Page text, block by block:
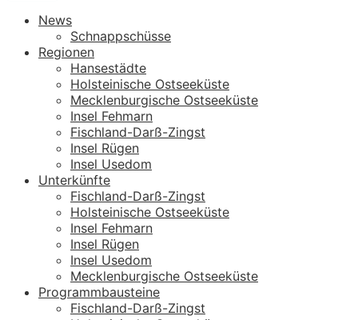
News
Schnappschüsse
Regionen
Hansestädte
Holsteinische Ostseeküste
Mecklenburgische Ostseeküste
Insel Fehmarn
Fischland-Darß-Zingst
Insel Rügen
Insel Usedom
Unterkünfte
Fischland-Darß-Zingst
Holsteinische Ostseeküste
Insel Fehmarn
Insel Rügen
Insel Usedom
Mecklenburgische Ostseeküste
Programmbausteine
Fischland-Darß-Zingst